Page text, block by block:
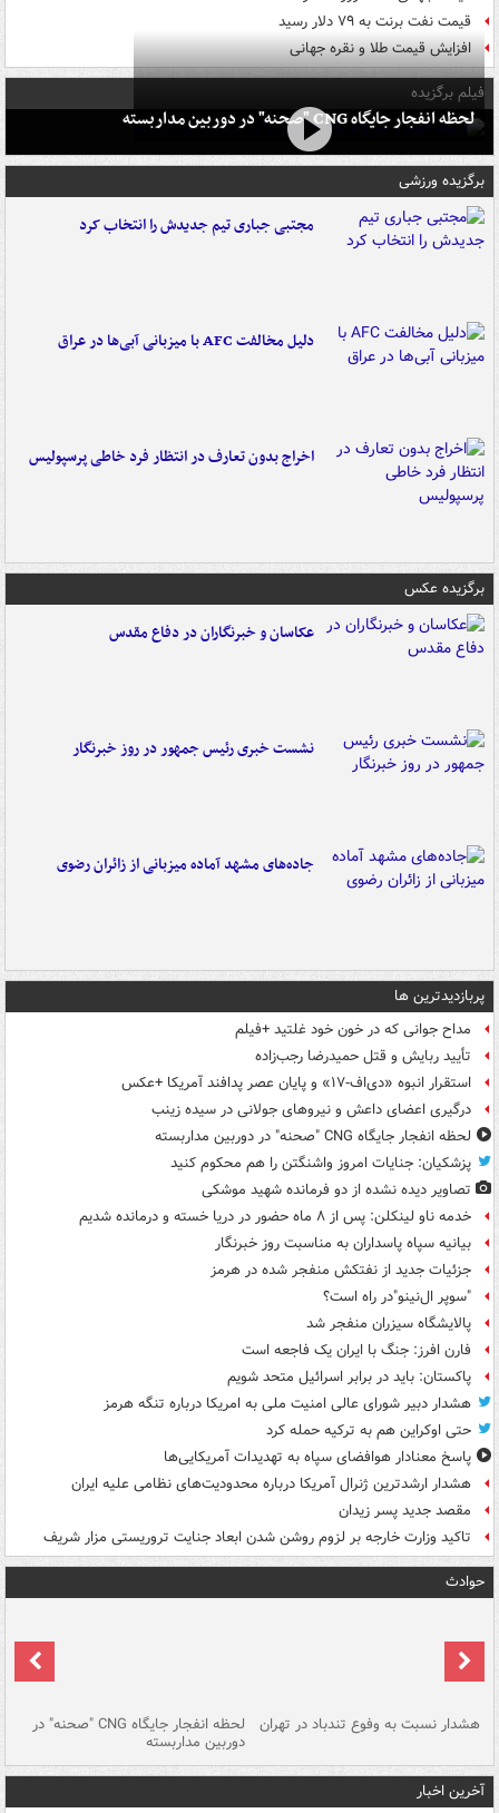
قیمت نفت برنت به ۷۹ دلار رسید
افزایش قیمت طلا و نقره جهانی
فیلم برگزیده
لحظه انفجار جایگاه CNG "صحنه" در دوربین مداربسته
برگزیده ورزشی
مجتبی جباری تیم جدیدش را انتخاب کرد
دلیل مخالفت AFC با میزبانی آبی‌ها در عراق
اخراج بدون تعارف در انتظار فرد خاطی پرسپولیس
برگزیده عکس
عکاسان و خبرنگاران در دفاع مقدس
نشست خبری رئیس جمهور در روز خبرنگار
جاده‌های مشهد آماده میزبانی از زائران رضوی
پربازدیدترین ها
مداح جوانی که در خون خود غلتید +فیلم
تأیید ربایش و قتل حمیدرضا رجب‌زاده
استقرار انبوه «دی‌اف‑۱۷» و پایان عصر پدافند آمریکا +عکس
درگیری اعضای داعش و نیروهای جولانی در سیده زینب
لحظه انفجار جایگاه CNG "صحنه" در دوربین مداربسته
پزشکیان: جنایات امروز واشنگتن را هم محکوم کنید
تصاویر دیده‌ نشده از دو فرمانده شهید موشکی
خدمه ناو لینکلن: پس از ۸ ماه حضور در دریا خسته و درمانده‌ شدیم
بیانیه سپاه پاسداران به مناسبت روز خبرنگار
جزئیات جدید از نفتکش منفجر شده در هرمز
"سوپر ال‌نینو"در راه است؟
پالایشگاه سیزران منفجر شد
فارن افرز: جنگ با ایران یک فاجعه است
پاکستان: باید در برابر اسرائیل متحد شویم
هشدار دبیر شورای عالی امنیت ملی به امریکا درباره تنگه هرمز
حتی اوکراین هم به ترکیه حمله کرد
پاسخ معنادار هوافضای سپاه به تهدیدات آمریکایی‌ها
هشدار ارشدترین ژنرال آمریکا درباره محدودیت‌های نظامی علیه ایران
مقصد جدید پسر زیدان
تاکید وزارت خارجه بر لزوم روشن شدن ابعاد جنایت تروریستی مزار شریف
حوادث
هشدار نسبت به وفوع تندباد در تهران لحظه انفجار جایگاه CNG "صحنه" در
دوربین مداربسته
آخرین اخبار